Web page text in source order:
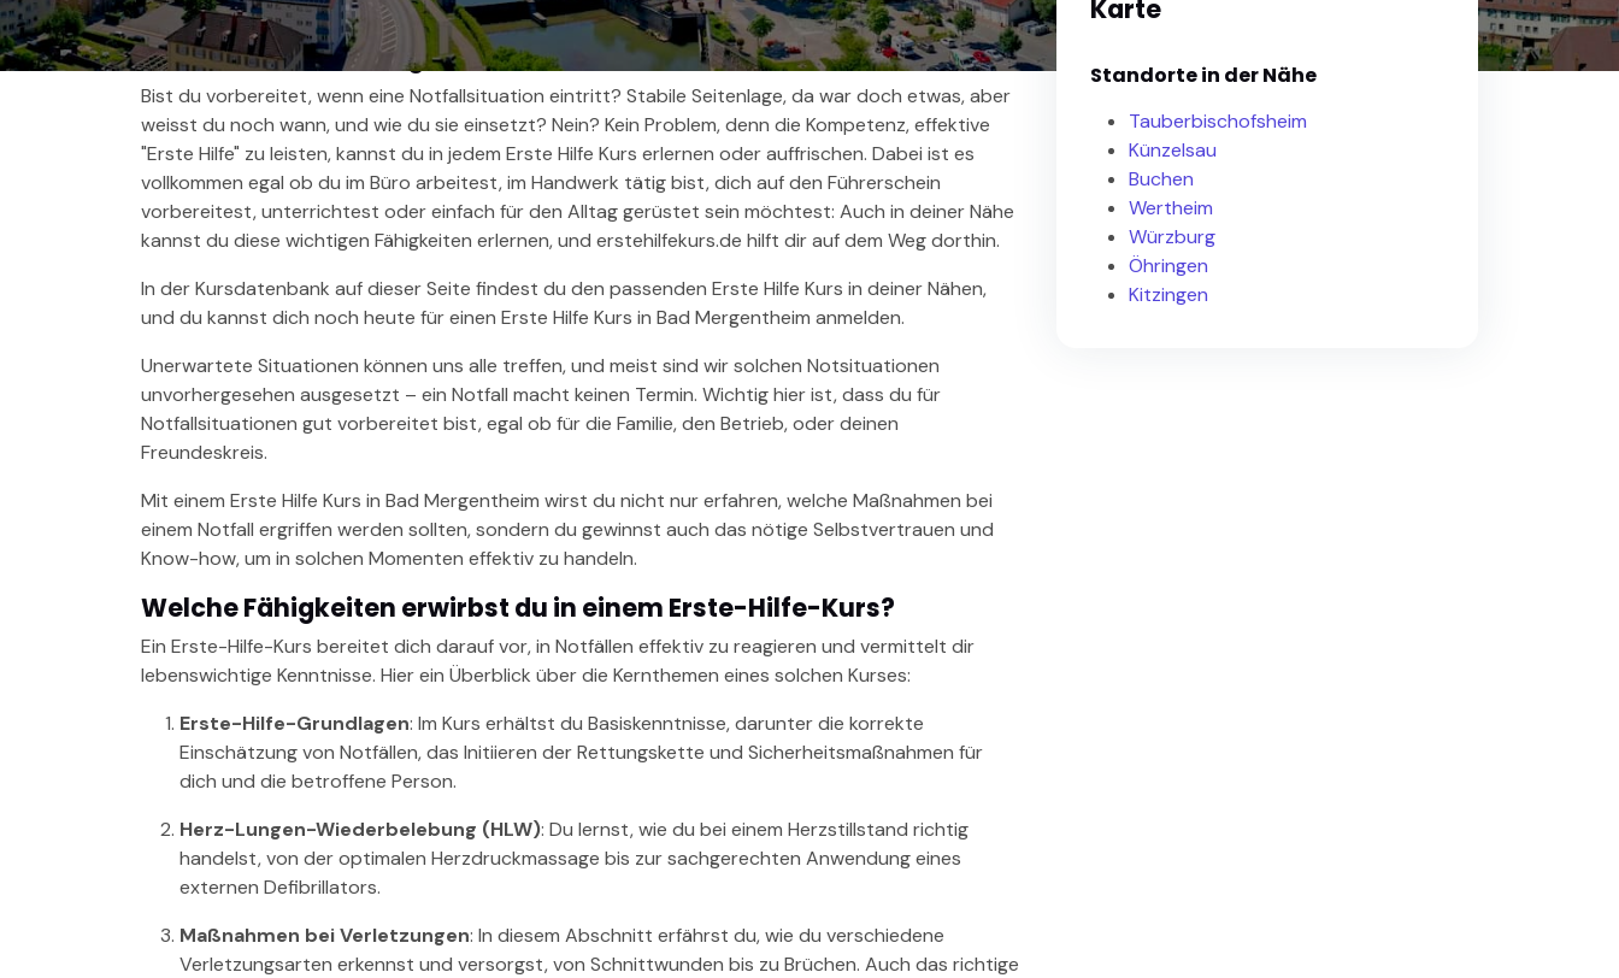
Erste Hilfe in Bad Mergentheim
Bist du vorbereitet, wenn eine Notfallsituation eintritt? Stabile Seitenlage, da war doch etwas, aber
weisst du noch wann, und wie du sie einsetzt? Nein? Kein Problem, denn die Kompetenz, effektive
"Erste Hilfe" zu leisten, kannst du in jedem Erste Hilfe Kurs erlernen oder auffrischen. Dabei ist es
vollkommen egal ob du im Büro arbeitest, im Handwerk tätig bist, dich auf den Führerschein
vorbereitest, unterrichtest oder einfach für den Alltag gerüstet sein möchtest: Auch in deiner Nähe
kannst du diese wichtigen Fähigkeiten erlernen, und erstehilfekurs.de hilft dir auf dem Weg dorthin.
In der Kursdatenbank auf dieser Seite findest du den passenden Erste Hilfe Kurs in deiner Nähen,
und du kannst dich noch heute für einen Erste Hilfe Kurs in Bad Mergentheim anmelden.
Unerwartete Situationen können uns alle treffen, und meist sind wir solchen Notsituationen
unvorhergesehen ausgesetzt – ein Notfall macht keinen Termin. Wichtig hier ist, dass du für
Notfallsituationen gut vorbereitet bist, egal ob für die Familie, den Betrieb, oder deinen
Freundeskreis.
Mit einem Erste Hilfe Kurs in Bad Mergentheim wirst du nicht nur erfahren, welche Maßnahmen bei
einem Notfall ergriffen werden sollten, sondern du gewinnst auch das nötige Selbstvertrauen und
Know-how, um in solchen Momenten effektiv zu handeln.
Welche Fähigkeiten erwirbst du in einem Erste-Hilfe-Kurs?
Ein Erste-Hilfe-Kurs bereitet dich darauf vor, in Notfällen effektiv zu reagieren und vermittelt dir
lebenswichtige Kenntnisse. Hier ein Überblick über die Kernthemen eines solchen Kurses:
Erste-Hilfe-Grundlagen: Im Kurs erhältst du Basiskenntnisse, darunter die korrekte
Einschätzung von Notfällen, das Initiieren der Rettungskette und Sicherheitsmaßnahmen für
dich und die betroffene Person.
Herz-Lungen-Wiederbelebung (HLW): Du lernst, wie du bei einem Herzstillstand richtig
handelst, von der optimalen Herzdruckmassage bis zur sachgerechten Anwendung eines
externen Defibrillators.
Maßnahmen bei Verletzungen: In diesem Abschnitt erfährst du, wie du verschiedene
Verletzungsarten erkennst und versorgst, von Schnittwunden bis zu Brüchen. Auch das richtige
Karte
Standorte in der Nähe
Tauberbischofsheim
Künzelsau
Buchen
Wertheim
Würzburg
Öhringen
Kitzingen